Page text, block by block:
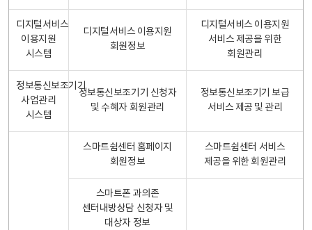
디지털서비스
이용지원
시스템
디지털서비스 이용지원
회원정보
디지털서비스 이용지원
서비스 제공을 위한
회원관리
정보통신보조기기
사업관리
시스템
정보통신보조기기 신청자
및 수혜자 회원관리
정보통신보조기기 보급
서비스 제공 및 관리
스마트쉼센터 홈페이지
회원정보
스마트쉼센터 서비스
제공을 위한 회원관리
스마트폰 과의존
센터내방상담 신청자 및
대상자 정보